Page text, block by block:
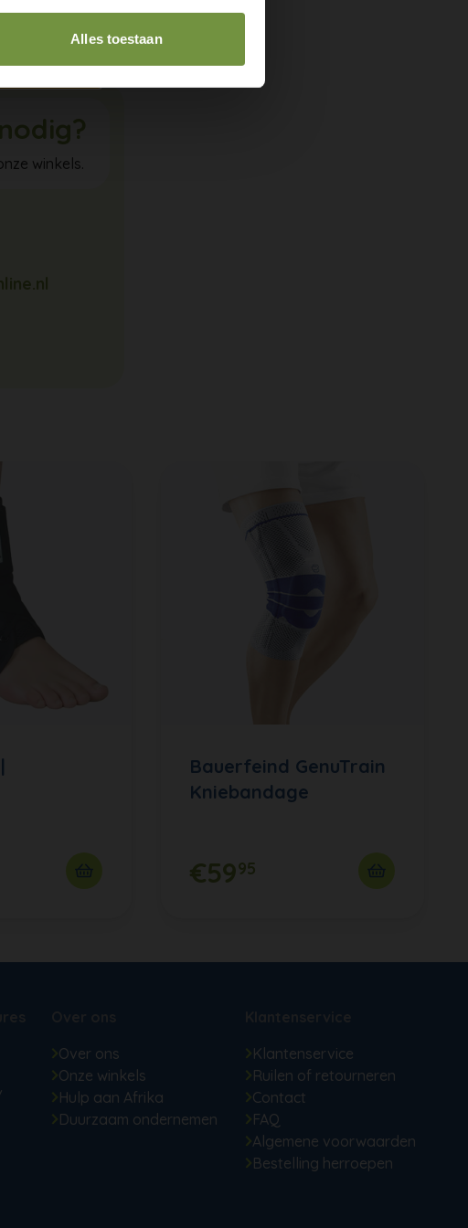
Alles toestaan
winkels.
Bauerfeind GenuTrain
Kniebandage
€5995
Over ons
Onze winkels
Hulp aan Afrika
Duurzaam ondernemen
Klantenservice
Ruilen of retourneren
Contact
FAQ
Algemene voorwaarden
Bestelling herroepen